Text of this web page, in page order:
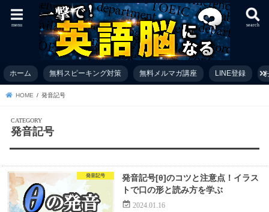
search
menu
ホーム 無料スピーキング対策 無料メルマガ講座 LINE登録
HOME 発音記号
発音記号
発音記号
発音記号[θ]のコツと注意点！イラス
トで口の形と読み方を学ぶ
2024.01.16